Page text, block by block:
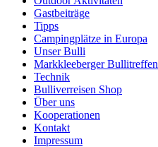
VERREISEN
Gastbeiträge
Tipps
Campingplätze in Europa
Unser Bulli
Markkleeberger Bullitreffen
Technik
Bulliverreisen Shop
Über uns
Kooperationen
Kontakt
Impressum